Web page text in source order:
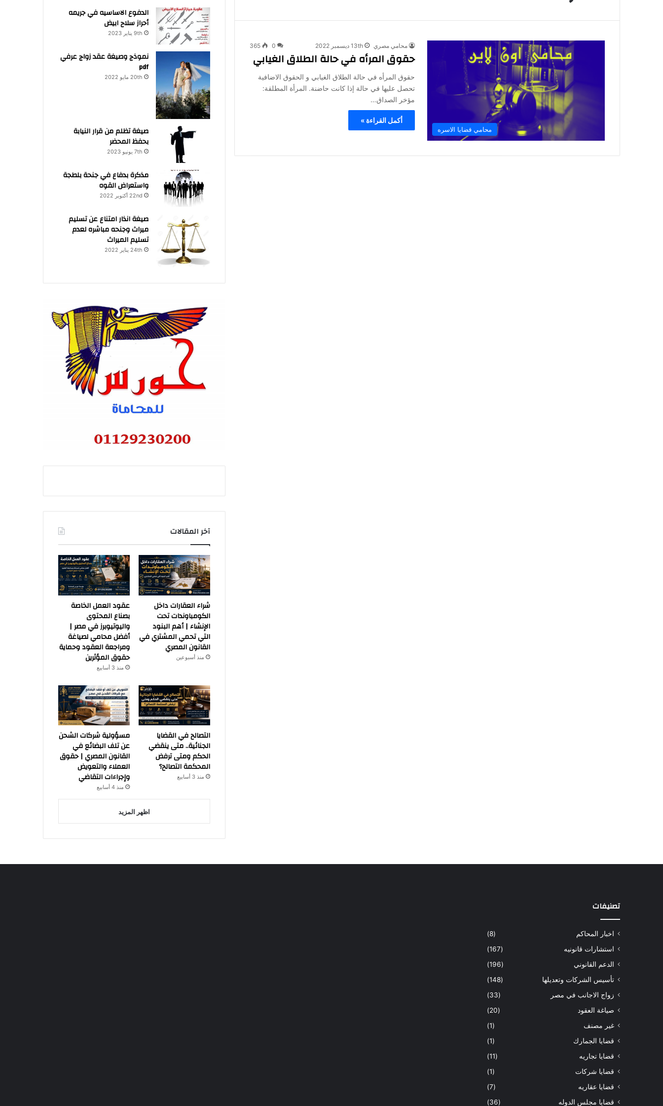
محامي قضايا الاسره
محامي مصري 13th ديسمبر 2022 0
365
حقوق المرأه في حالة الطلاق الغيابي
حقوق المرأه في حالة الطلاق الغيابي و الحقوق الاضافية
تحصل عليها في حالة إذا كانت حاضنة. المرأة المطلقة:
مؤخر الصداق…
أكمل القراءة »
الدفوع الاساسيه في جريمه
أحراز سلاح ابيض
9th يناير 2023
نموذج وصيغة عقد زواج عرفي
pdf
20th مايو 2022
صيغة تظلم من قرار النيابة
بحفظ المحضر
7th يونيو 2023
مذكرة بدفاع في جنحة بلطجة
واستعراض القوه
22nd أكتوبر 2022
صيغة انذار امتناع عن تسليم
ميراث وجنحه مباشره لعدم
تسليم الميراث
24th يناير 2022
آخر المقالات
شراء العقارات داخل
الكومباوندات تحت
الإنشاء | أهم البنود
التي تحمي المشتري في
القانون المصري
منذ أسبوعين
عقود العمل الخاصة
بصناع المحتوى
واليوتيوبرز في مصر |
أفضل محامي لصياغة
ومراجعة العقود وحماية
حقوق المؤثرين
منذ 3 أسابيع
التصالح في القضايا
الجنائية.. متى ينقضي
الحكم ومتى ترفض
المحكمة التصالح؟
منذ 3 أسابيع
مسؤولية شركات الشحن
عن تلف البضائع في
القانون المصري | حقوق
العملاء والتعويض
وإجراءات التقاضي
منذ 4 أسابيع
اظهر المزيد
تصنيفات
اخبار المحاكم
(8)
استشارات قانونيه
(167)
الدعم القانوني
(196)
تأسيس الشركات وتعديلها
(148)
زواج الاجانب في مصر
(33)
صياغة العقود
(20)
غير مصنف
(1)
قضايا الجمارك
(1)
قضايا تجاريه
(11)
قضايا شركات
(1)
قضايا عقاريه
(7)
قضايا مجلس الدوله
(36)